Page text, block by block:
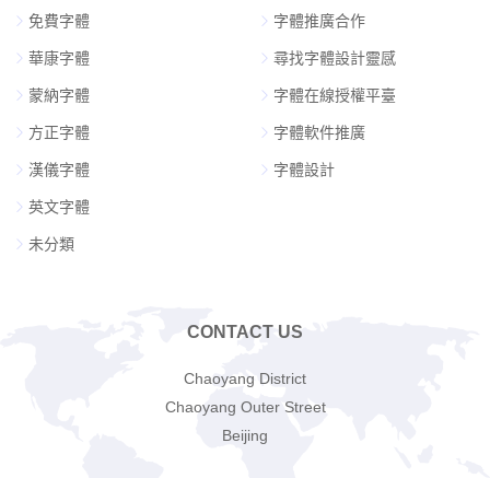
免費字體
華康字體
蒙納字體
方正字體
漢儀字體
英文字體
未分類
字體推廣合作
尋找字體設計靈感
字體在線授權平臺
字體軟件推廣
字體設計
CONTACT US
Chaoyang District
Chaoyang Outer Street
Beijing